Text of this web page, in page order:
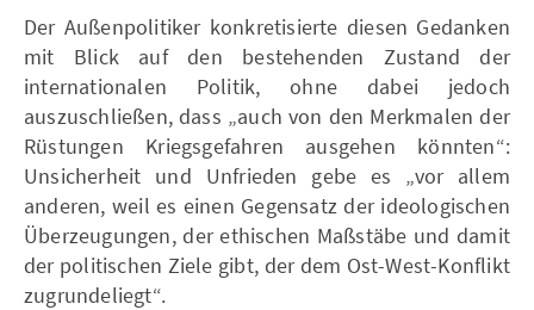
Der Außenpolitiker konkretisierte diesen Gedanken
mit Blick auf den bestehenden Zustand der
internationalen Politik, ohne dabei jedoch
auszuschließen, dass „auch von den Merkmalen der
Rüstungen Kriegsgefahren ausgehen könnten“:
Unsicherheit und Unfrieden gebe es „vor allem
anderen, weil es einen Gegensatz der ideologischen
Überzeugungen, der ethischen Maßstäbe und damit
der politischen Ziele gibt, der dem Ost-West-Konflikt
zugrundeliegt“.